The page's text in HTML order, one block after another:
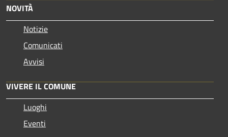
NOVITÀ
Notizie
Comunicati
Avvisi
VIVERE IL COMUNE
Luoghi
Eventi